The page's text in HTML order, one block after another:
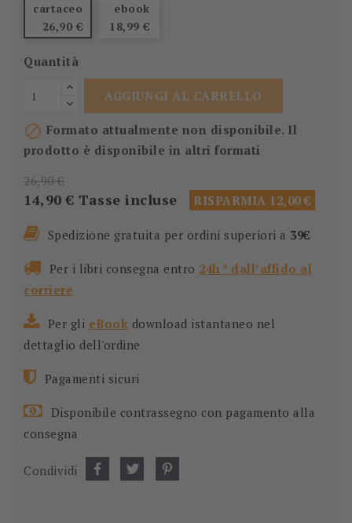
cartaceo
26,90 €
ebook
18,99 €
Quantità
AGGIUNGI AL CARRELLO
 Formato attualmente non disponibile. Il
prodotto è disponibile in altri formati
26,90 €
14,90 € Tasse incluse RISPARMIA 12,00 €
Spedizione gratuita per ordini superiori a 39€
Per i libri consegna entro 24h * dall’affido al
corriere
Per gli eBook download istantaneo nel
dettaglio dell'ordine
Pagamenti sicuri
Disponibile contrassegno con pagamento alla
consegna
Condividi